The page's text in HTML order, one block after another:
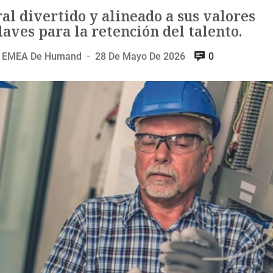
divertido y alineado a sus valores
para la retención del talento.
De Humand — 28 De Mayo De 2026 0